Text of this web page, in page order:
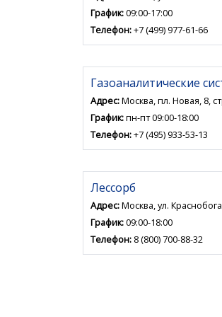
График:09:00-17:00
Телефон:+7 (499) 977-61-66
Газоаналитические
Адрес:Москва, пл. Новая, 8,
График:пн-пт 09:00-18:00
Телефон:+7 (495) 933-53-13
Лессорб
Адрес:Москва, ул.
График:09:00-18:00
Телефон: 8 (800) 700-88-32